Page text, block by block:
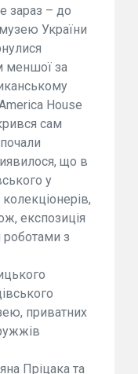
зараз – до
України
меншої за
House
сам
що в
у
експозиція
з
приватних
Пріцака та